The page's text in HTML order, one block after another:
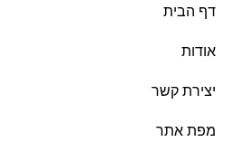
דף הבית
אודות
יצירת קשר
מפת אתר